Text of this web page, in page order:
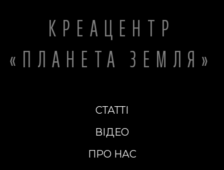
КРЕАЦЕНТР
«ПЛАНЕТА ЗЕМЛЯ»
СТАТТІ
ВІДЕО
ПРО НАС